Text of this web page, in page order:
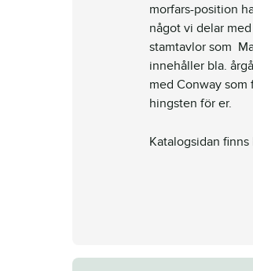
morfars-position
något vi delar
stamtavlor som
innehåller bla.
med Conway som
hingsten för er.
Katalogsidan finns